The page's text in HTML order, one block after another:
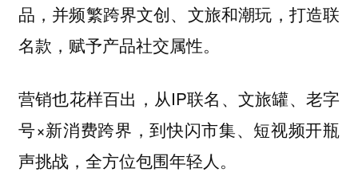
品，并频繁跨界文创、文旅和潮玩，打造联
名款，赋予产品社交属性。
营销也花样百出，从IP联名、文旅罐、老字
号×新消费跨界，到快闪市集、短视频开瓶
声挑战，全方位包围年轻人。